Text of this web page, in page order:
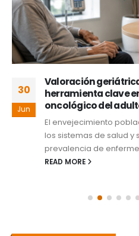
30
Jun
Valoración
herramienta clave
oncológico del
El envejecimiento
los sistemas de salud y
prevalencia de
READ MORE